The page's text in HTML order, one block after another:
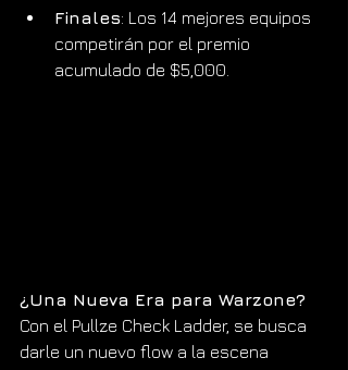
Finales: Los 14 mejores equipos
competirán por el premio
acumulado de $5,000.
¿Una Nueva Era para Warzone?
Con el Pullze Check Ladder, se busca
darle un nuevo flow a la escena